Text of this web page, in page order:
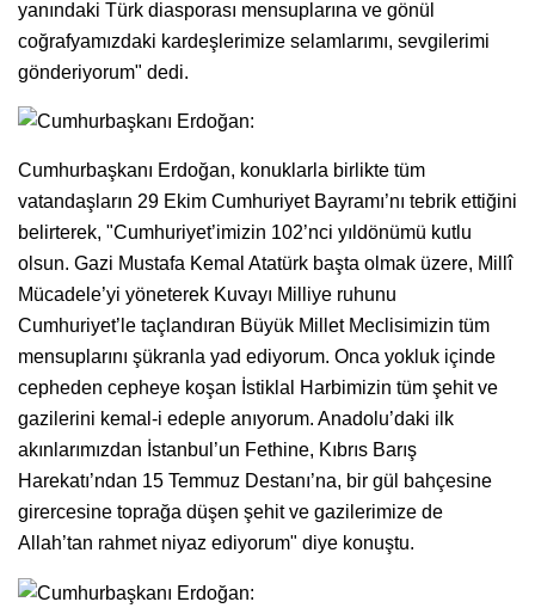
yanındaki Türk diasporası mensuplarına ve gönül
coğrafyamızdaki kardeşlerimize selamlarımı, sevgilerimi
gönderiyorum" dedi.
Cumhurbaşkanı Erdoğan, konuklarla birlikte tüm
vatandaşların 29 Ekim Cumhuriyet Bayramı’nı tebrik ettiğini
belirterek, "Cumhuriyet’imizin 102’nci yıldönümü kutlu
olsun. Gazi Mustafa Kemal Atatürk başta olmak üzere, Millî
Mücadele’yi yöneterek Kuvayı Milliye ruhunu
Cumhuriyet’le taçlandıran Büyük Millet Meclisimizin tüm
mensuplarını şükranla yad ediyorum. Onca yokluk içinde
cepheden cepheye koşan İstiklal Harbimizin tüm şehit ve
gazilerini kemal-i edeple anıyorum. Anadolu’daki ilk
akınlarımızdan İstanbul’un Fethine, Kıbrıs Barış
Harekatı’ndan 15 Temmuz Destanı’na, bir gül bahçesine
girercesine toprağa düşen şehit ve gazilerimize de
Allah’tan rahmet niyaz ediyorum" diye konuştu.